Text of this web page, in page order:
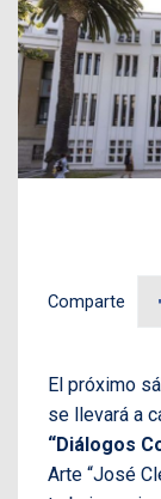
Comparte
El próximo
se llevará a
“Diálogos
Arte “José